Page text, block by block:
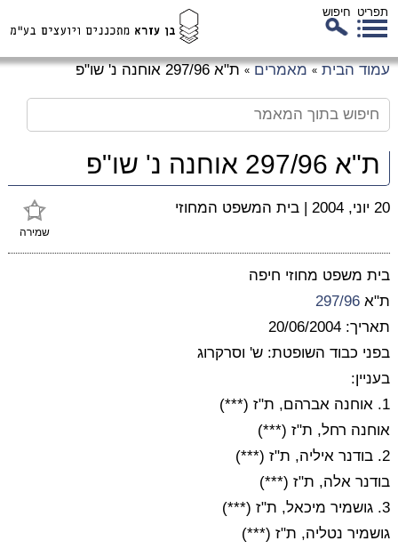
תפריט חיפוש
עמוד הבית » מאמרים » ת"א 297/96 אוחנה נ' שו"פ
ת"א 297/96 אוחנה נ' שו"פ
שמירה
20 יוני, 2004 | בית המשפט המחוזי
בית משפט מחוזי חיפה
ת"א 297/96
תאריך: 20/06/2004
בפני כבוד השופטת: ש' וסרקרוג
בעניין:
1. אוחנה אברהם, ת"ז (***)
אוחנה רחל, ת"ז (***)
2. בודנר איליה, ת"ז
(***)
בודנר אלה, ת"ז (***)
3. גושמיר מיכאל, ת"ז
(***)
גושמיר נטליה, ת"ז (***)